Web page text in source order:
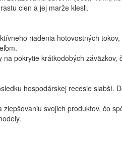
cien a jej marže klesli.
riadenia hotovostných
pokrytie krátkodobých záväzkov,
hospodárskej recesie slabší.
svojich produktov, čo